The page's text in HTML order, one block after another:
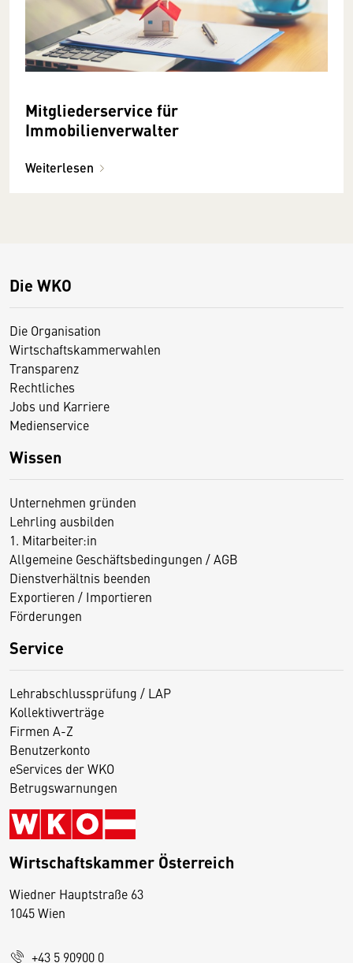
Mitgliederservice für
Immobilienverwalter
Weiterlesen
Die WKO
Die Organisation
Wirtschaftskammerwahlen
Transparenz
Rechtliches
Jobs und Karriere
Medienservice
Wissen
Unternehmen gründen
Lehrling ausbilden
1. Mitarbeiter:in
Allgemeine Geschäftsbedingungen / AGB
Dienstverhältnis beenden
Exportieren / Importieren
Förderungen
Service
Lehrabschlussprüfung / LAP
Kollektivverträge
Firmen A-Z
Benutzerkonto
eServices der WKO
Betrugswarnungen
Wirtschaftskammer Österreich
Wiedner Hauptstraße 63
1045 Wien
+43 5 90900 0
D